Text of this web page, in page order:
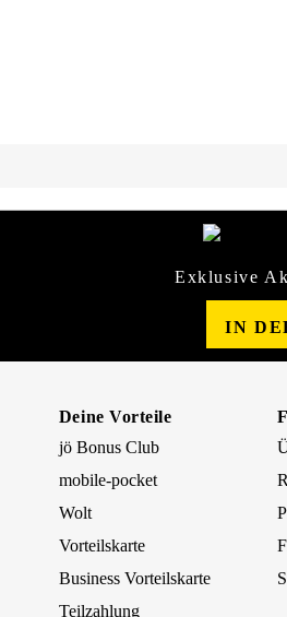
Exklusive
IN
Deine Vorteile
jö Bonus Club
mobile-pocket
Wolt
Vorteilskarte
Business Vorteilskarte
Teilzahlung